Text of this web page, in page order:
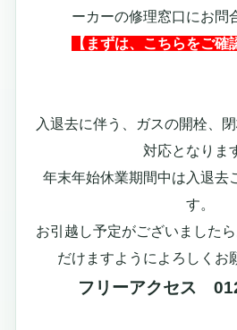
ーカーの修理窓口にお問
【まずは、こちらをご確
入退去に伴う、ガスの開栓、
対応となりま
年末年始休業期間中は入退去
す。
お引越し予定がございました
だけますようによろしくお
フリーアクセス